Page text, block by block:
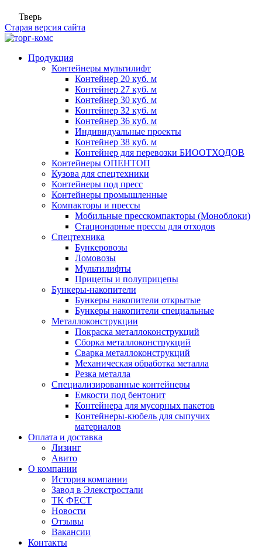
Тверь
Старая версия сайта
Продукция
Контейнеры мультилифт
Контейнер 20 куб. м
Контейнер 27 куб. м
Контейнер 30 куб. м
Контейнер 32 куб. м
Контейнер 36 куб. м
Индивидуальные проекты
Контейнер 38 куб. м
Контейнер для перевозки БИООТХОДОВ
Контейнеры ОПЕНТОП
Кузова для спецтехники
Контейнеры под пресс
Контейнеры промышленные
Компакторы и прессы
Мобильные пресскомпакторы (Моноблоки)
Стационарные прессы для отходов
Спецтехника
Бункеровозы
Ломовозы
Мультилифты
Прицепы и полуприцепы
Бункеры-накопители
Бункеры накопители открытые
Бункеры накопители специальные
Металлоконструкции
Покраска металлоконструкций
Сборка металлоконструкций
Сварка металлоконструкций
Механическая обработка металла
Резка металла
Специализированные контейнеры
Емкости под бентонит
Контейнера для мусорных пакетов
Контейнеры-кюбель для сыпучих
материалов
Оплата и доставка
Лизинг
Авито
О компании
История компании
Завод в Элекстростали
ТК ФЕСТ
Новости
Отзывы
Вакансии
Контакты